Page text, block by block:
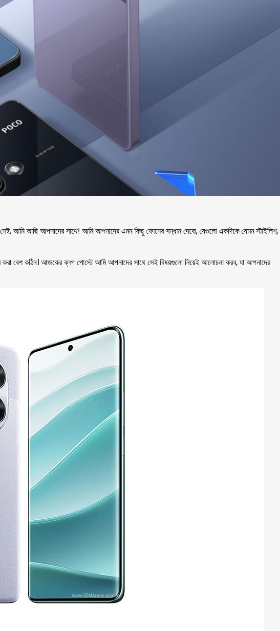
আমি আছি আপনাদের সাথে! আমি আপনাদের এমন কিছু ফোনের সন্ধান দেবো, যেগুলো একদিকে যেমন স্টাইলিশ,
করা বেশ কঠিন। আজকের ব্লগ পোস্টে আমি আপনাদের সাথে সেই বিষয়গুলো নিয়েই আলোচনা করব, যা আপনাদের